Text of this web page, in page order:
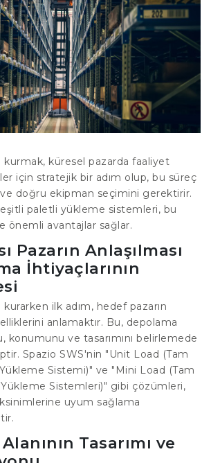
kurmak, küresel pazarda faaliyet
için stratejik bir adım olup, bu süreç
doğru ekipman seçimini gerektirir.
paletli yükleme sistemleri, bu
önemli avantajlar sağlar.
Pazarın Anlaşılması
İhtiyaçlarının
kurarken ilk adım, hedef pazarın
anlamaktır. Bu, depolama
konumunu ve tasarımını belirlemede
Spazio SWS'nin "Unit Load (Tam
Sistemi)" ve "Mini Load (Tam
Sistemleri)" gibi çözümleri,
uyum sağlama
Tasarımı ve